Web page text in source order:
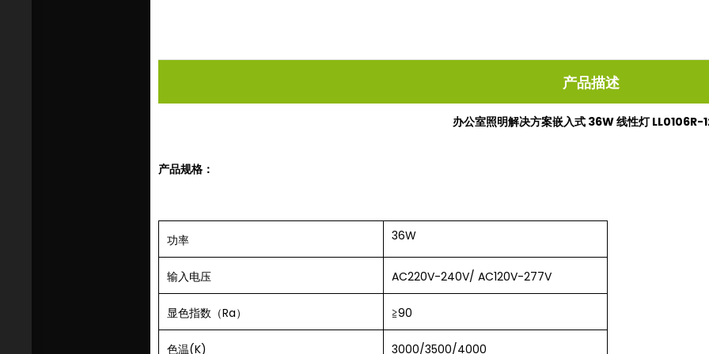
产品描述
办公室照明解决方案嵌入式 36W 线性灯 LL0106R-
产品规格：
功率 36W
输入电压 AC220V-240V/ AC120V-277V
显色指数（Ra） ≧90
色温(K) 3000/3500/4000